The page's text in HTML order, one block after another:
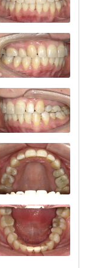
NATURALEE_さわだ
デンタルクリニック
TEL:0729998888
医療法人
NATURALEE_さわだ
デンタルクリニック
TEL:0729998888
医療法人
NATURALEE_さわだ
デンタルクリニック
TEL:0729998888
医療法人
NATURALEE_さわだ
デンタルクリニック
TEL:0729998888
医療法人
NATURALEE_さわだ
デンタルクリニック
TEL:0729998888